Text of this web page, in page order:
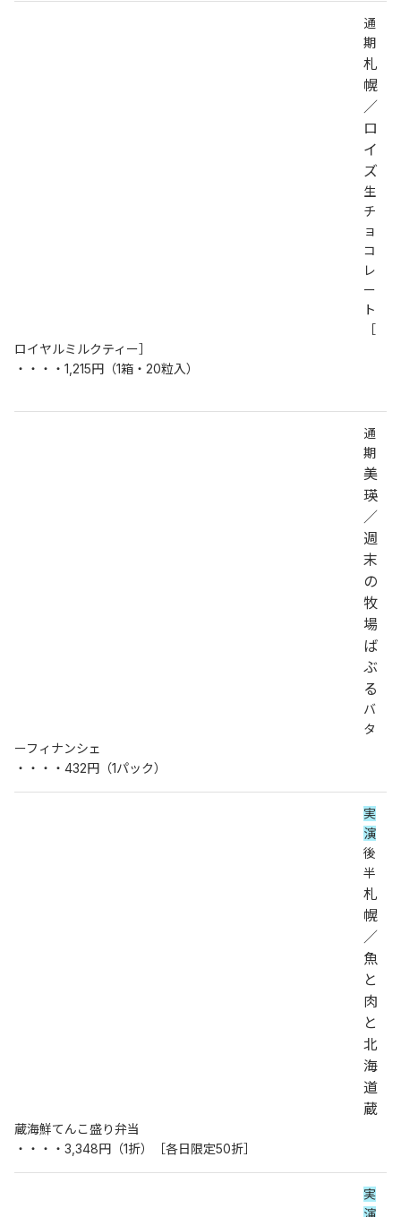
通
期
札
幌
／
ロ
イ
ズ
生
チ
ョ
コ
レ
ー
ト
［
ロイヤルミルクティー］
・・・・1,215円（1箱・20粒入）
通
期
美
瑛
／
週
末
の
牧
場
ば
ぶ
る
バ
タ
ーフィナンシェ
・・・・432円（1パック）
実
演
後
半
札
幌
／
魚
と
肉
と
北
海
道
蔵
蔵海鮮てんこ盛り弁当
・・・・3,348円（1折）［各日限定50折］
実
演